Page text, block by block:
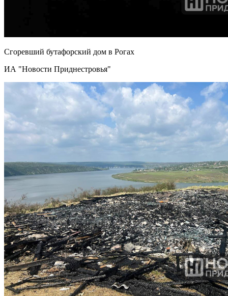
Сгоревший бутафорский дом в Рогах
ИА "Новости Приднестровья"